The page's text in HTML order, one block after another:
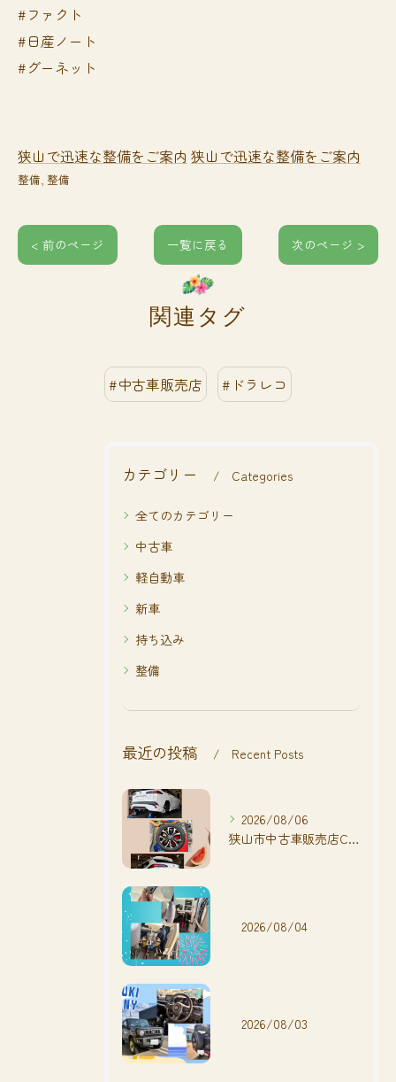
#ファクト
#日産ノート
#グーネット
狭山で迅速な整備をご案内 狭山で迅速な整備をご案内
整備 整備
< 前のページ 一覧に戻る 次のページ >
関連タグ
#中古車販売店 #ドラレコ
カテゴリー Categories
全てのカテゴリー
中古車
軽自動車
新車
持ち込み
整備
最近の投稿 Recent Posts
2026/08/06
狭山市中古車販売店CarShop FACT.🚗
2026/08/04
2026/08/03